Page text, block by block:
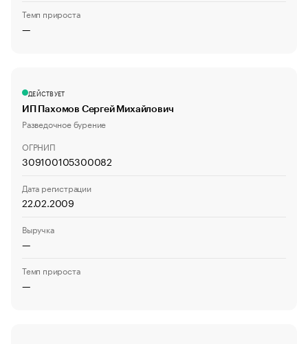
Темп прироста
—
ДЕЙСТВУЕТ
ИП Пахомов Сергей Михайлович
Разведочное бурение
ОГРНИП
309100105300082
Дата регистрации
22.02.2009
Выручка
—
Темп прироста
—